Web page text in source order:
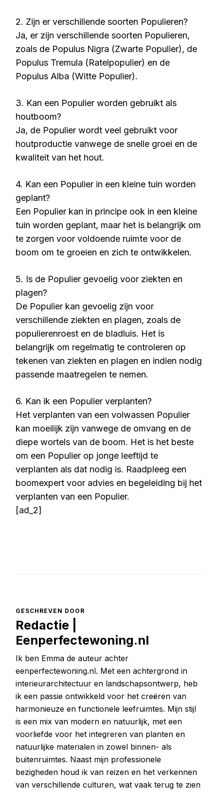
2. Zijn er verschillende soorten Populieren?
Ja, er zijn verschillende soorten Populieren,
zoals de Populus Nigra (Zwarte Populier), de
Populus Tremula (Ratelpopulier) en de
Populus Alba (Witte Populier).
3. Kan een Populier worden gebruikt als
houtboom?
Ja, de Populier wordt veel gebruikt voor
houtproductie vanwege de snelle groei en de
kwaliteit van het hout.
4. Kan een Populier in een kleine tuin worden
geplant?
Een Populier kan in principe ook in een kleine
tuin worden geplant, maar het is belangrijk om
te zorgen voor voldoende ruimte voor de
boom om te groeien en zich te ontwikkelen.
5. Is de Populier gevoelig voor ziekten en
plagen?
De Populier kan gevoelig zijn voor
verschillende ziekten en plagen, zoals de
populierenroest en de bladluis. Het is
belangrijk om regelmatig te controleren op
tekenen van ziekten en plagen en indien nodig
passende maatregelen te nemen.
6. Kan ik een Populier verplanten?
Het verplanten van een volwassen Populier
kan moeilijk zijn vanwege de omvang en de
diepe wortels van de boom. Het is het beste
om een Populier op jonge leeftijd te
verplanten als dat nodig is. Raadpleeg een
boomexpert voor advies en begeleiding bij het
verplanten van een Populier.
[ad_2]
GESCHREVEN DOOR
Redactie |
Eenperfectewoning.nl
Ik ben Emma de auteur achter
eenperfectewoning.nl. Met een achtergrond in
interieurarchitectuur en landschapsontwerp, heb
ik een passie ontwikkeld voor het creëren van
harmonieuze en functionele leefruimtes. Mijn stijl
is een mix van modern en natuurlijk, met een
voorliefde voor het integreren van planten en
natuurlijke materialen in zowel binnen- als
buitenruimtes. Naast mijn professionele
bezigheden houd ik van reizen en het verkennen
van verschillende culturen, wat vaak terug te zien